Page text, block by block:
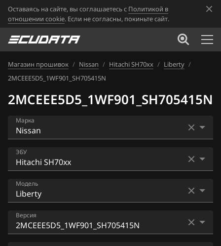
Оставаясь на сайте, вы соглашаетесь с Политикой в
отношении cookie. Если не согласны, покиньте сайт.
Магазин прошивок / Nissan / Hitachi SH70xx / Liberty /
2MCEEE5D5_1WF901_SH705415N
2MCEEE5D5_1WF901_SH705415N
Марка
Acura
Alfa Romeo
ATLAS
BAIC
ЭБУ
Bosch EDC16CP33
Bosch EDC17C84
Bosch MD1CS006
Модель
AD
Almera N16+ (Classic)
Версия